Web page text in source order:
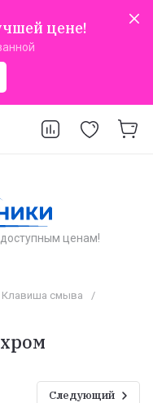
цене!
ценам!
Клавиша смыва
/
Следующий